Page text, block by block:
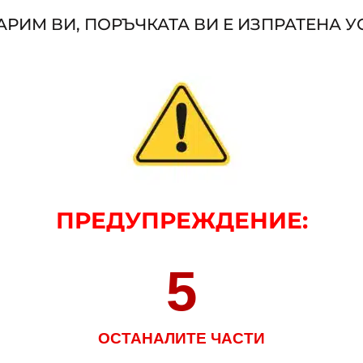
ВИ, ПОРЪЧКАТА ВИ Е ИЗПРАТЕНА
ПРЕДУПРЕЖДЕНИЕ:
ОСТАНАЛИТЕ ЧАСТИ
5